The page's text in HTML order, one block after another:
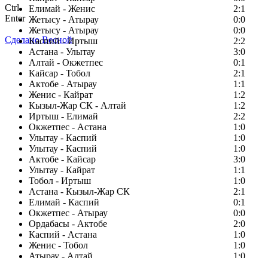
Елимай - Женис
2:1
Жетысу - Атырау
0:0
Жетысу - Атырау
0:0
Каспий - Иртыш
2:2
Астана - Улытау
3:0
Алтай - Окжетпес
0:1
Кайсар - Тобол
2:1
Актобе - Атырау
1:1
Женис - Кайрат
1:2
Кызыл-Жар СК - Алтай
1:2
Иртыш - Елимай
2:2
Окжетпес - Астана
1:0
Улытау - Каспий
1:0
Улытау - Каспий
1:0
Актобе - Кайсар
3:0
Улытау - Кайрат
1:1
Тобол - Иртыш
1:0
Астана - Кызыл-Жар СК
2:1
Елимай - Каспий
0:1
Окжетпес - Атырау
0:0
Ордабасы - Актобе
2:0
Каспий - Астана
1:0
Женис - Тобол
1:0
Ctrl
Enter
Сделано Весной